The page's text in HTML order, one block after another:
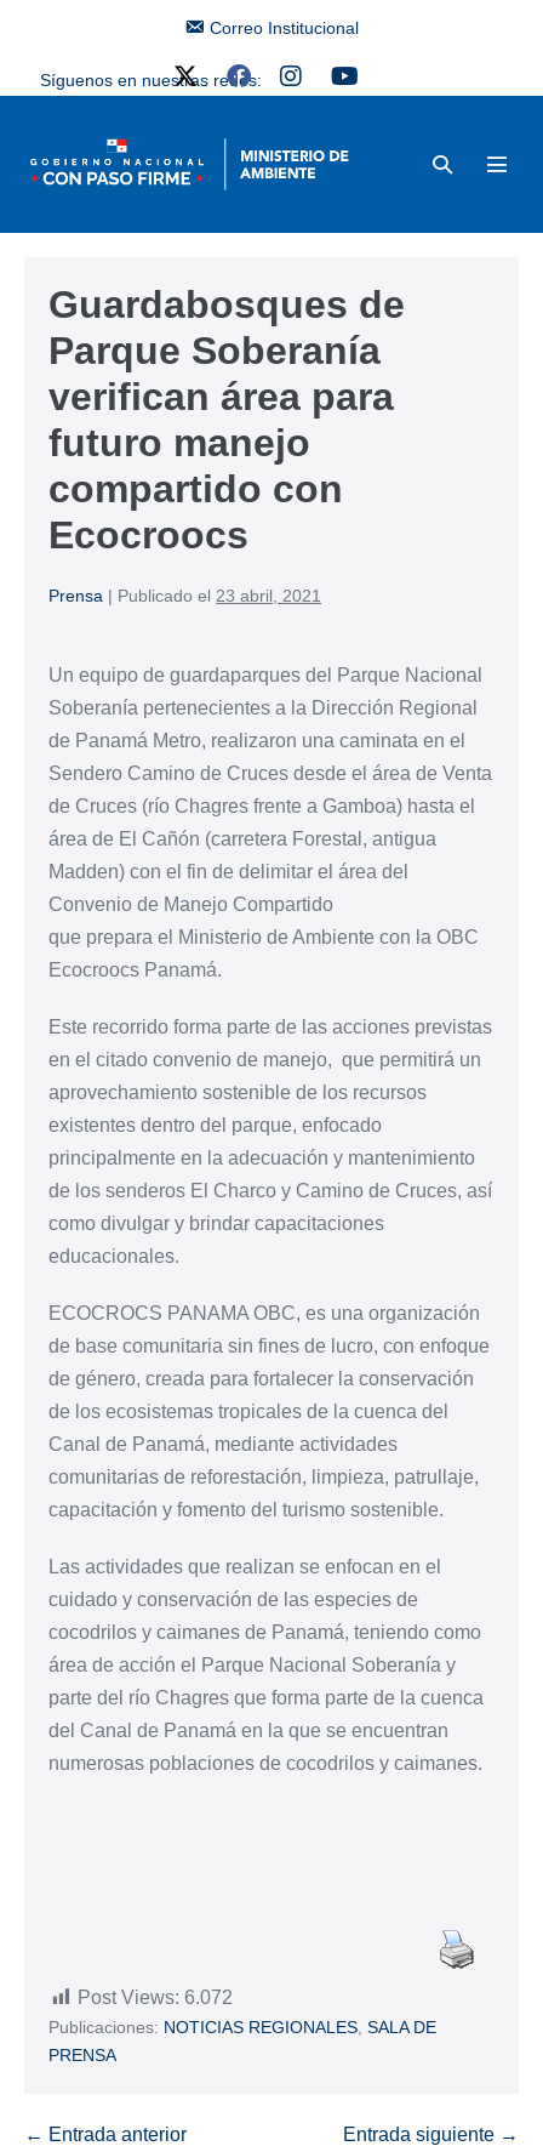
Correo Institucional
Síguenos en nuestras redes:
Guardabosques de
Parque Soberanía
verifican área para
futuro manejo
compartido con
Ecocroocs
Prensa | Publicado el 23 abril, 2021
Un equipo de guardaparques del Parque Nacional
Soberanía pertenecientes a la Dirección Regional
de Panamá Metro, realizaron una caminata en el
Sendero Camino de Cruces desde el área de Venta
de Cruces (río Chagres frente a Gamboa) hasta el
área de El Cañón (carretera Forestal, antigua
Madden) con el fin de delimitar el área del
Convenio de Manejo Compartido
que prepara el Ministerio de Ambiente con la OBC
Ecocroocs Panamá.
Este recorrido forma parte de las acciones previstas
en el citado convenio de manejo, que permitirá un
aprovechamiento sostenible de los recursos
existentes dentro del parque, enfocado
principalmente en la adecuación y mantenimiento
de los senderos El Charco y Camino de Cruces, así
como divulgar y brindar capacitaciones
educacionales.
ECOCROCS PANAMA OBC, es una organización
de base comunitaria sin fines de lucro, con enfoque
de género, creada para fortalecer la conservación
de los ecosistemas tropicales de la cuenca del
Canal de Panamá, mediante actividades
comunitarias de reforestación, limpieza, patrullaje,
capacitación y fomento del turismo sostenible.
Las actividades que realizan se enfocan en el
cuidado y conservación de las especies de
cocodrilos y caimanes de Panamá, teniendo como
área de acción el Parque Nacional Soberanía y
parte del río Chagres que forma parte de la cuenca
del Canal de Panamá en la que se encuentran
numerosas poblaciones de cocodrilos y caimanes.
Post Views: 6.072
Publicaciones: NOTICIAS REGIONALES SALA DE
PRENSA
← Entrada anterior Entrada siguiente →